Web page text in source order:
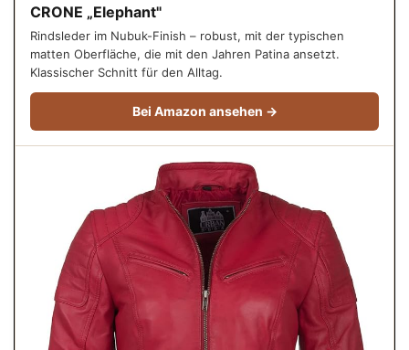
CRONE „Elephant"
Rindsleder im Nubuk-Finish – robust, mit der typischen
matten Oberfläche, die mit den Jahren Patina ansetzt.
Klassischer Schnitt für den Alltag.
Bei Amazon ansehen →